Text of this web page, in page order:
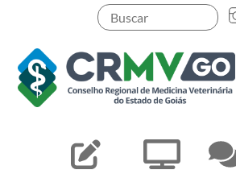
content
Pesquisar